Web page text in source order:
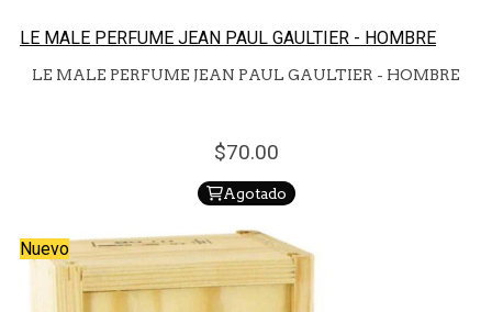
LE MALE PERFUME JEAN PAUL GAULTIER - HOMBRE
LE MALE PERFUME JEAN PAUL GAULTIER - HOMBRE
70.00
Agotado
Nuevo